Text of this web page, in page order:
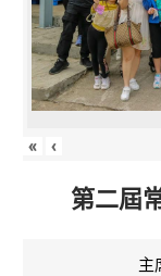
« ‹
第二屆
主